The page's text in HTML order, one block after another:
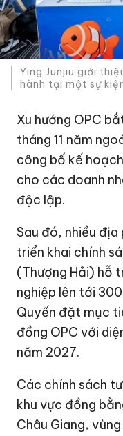
Ying Junjiu giới
hành tại một sự
Xu hướng OPC
tháng 11 năm
công bố kế
cho các doanh
độc lập.
Sau đó, nhiều địa
triển khai chính
(Thượng Hải) hỗ
nghiệp lên tới
Quyến đặt mục
đồng OPC với
năm 2027.
Các chính sách
khu vực đồng
Châu Giang,